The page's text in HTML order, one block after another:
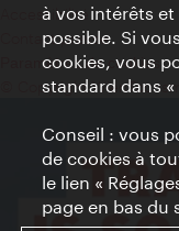
Accessibilité
Contact presse
Paramètres de cookies
© Copyright
à vos intérêts
possible. Si
cookies, vous
standard dans «
Conseil : vous
de cookies à
le lien «
page en bas du